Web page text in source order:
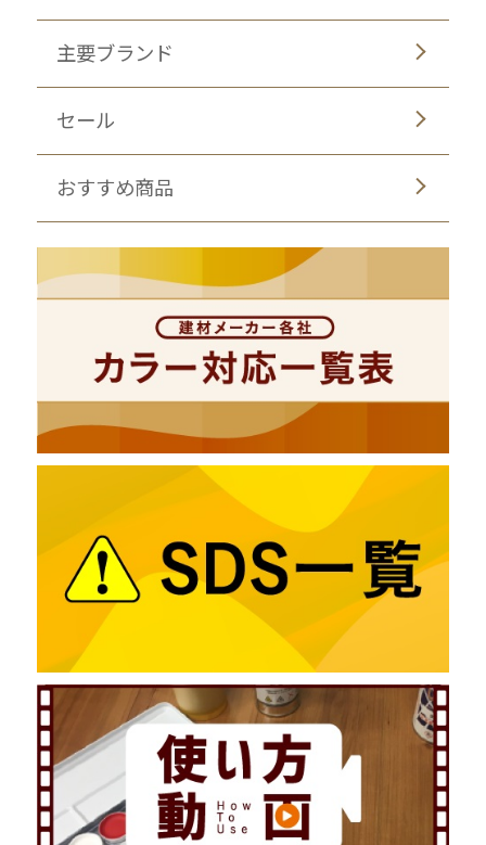
主要ブランド
セール
おすすめ商品